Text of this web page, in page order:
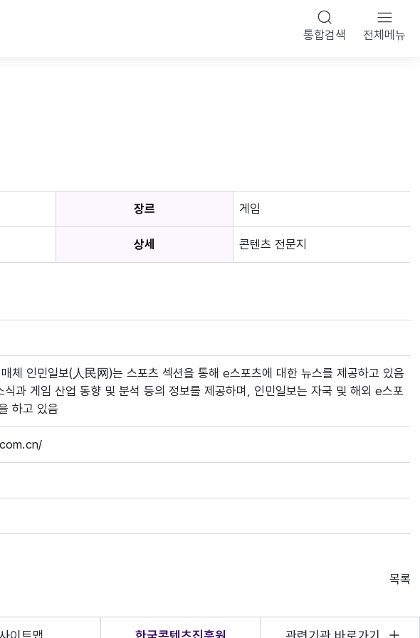
통합검색 전체메뉴
장르 게임
상세 콘텐츠 전문지
체 인민일보(人民网)는 스포츠 섹션을 통해 e스포츠에 대한 뉴스를 제공하고 있음
과 게임 산업 동향 및 분석 등의 정보를 제공하며, 인민일보는 자국 및 해외 e스포
하고 있음
목록